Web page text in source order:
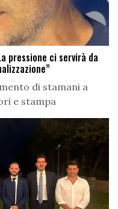
pressione ci servirà da
di stamani a
e stampa